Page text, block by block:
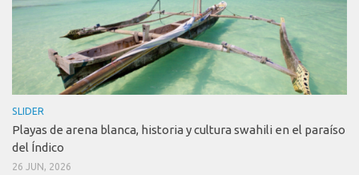
SLIDER
Playas de arena blanca, historia y cultura swahili en el paraíso
del Índico
26 JUN, 2026